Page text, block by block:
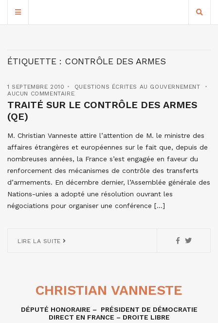
ÉTIQUETTE : CONTRÔLE DES ARMES
1 SEPTEMBRE 2010
QUESTIONS ÉCRITES AU GOUVERNEMENT
AUCUN COMMENTAIRE
TRAITÉ SUR LE CONTRÔLE DES ARMES
(QE)
M. Christian Vanneste attire l’attention de M. le ministre des
affaires étrangères et européennes sur le fait que, depuis de
nombreuses années, la France s’est engagée en faveur du
renforcement des mécanismes de contrôle des transferts
d’armements. En décembre dernier, l’Assemblée générale des
Nations-unies a adopté une résolution ouvrant les
négociations pour organiser une conférence […]
LIRE LA SUITE
CHRISTIAN VANNESTE
DÉPUTÉ HONORAIRE – PRÉSIDENT DE DÉMOCRATIE
DIRECT EN FRANCE – DROITE LIBRE